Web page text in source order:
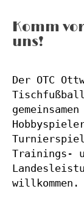
Komm
uns!
Der OTC
Trainings-
willkommen.